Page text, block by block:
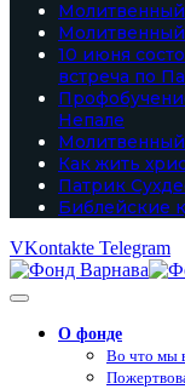
Молитвенный
10 июня
встреча по
Непале
Как жить
Патрик
Библейские
VKontakte Telegram
О фонде
Во что мы